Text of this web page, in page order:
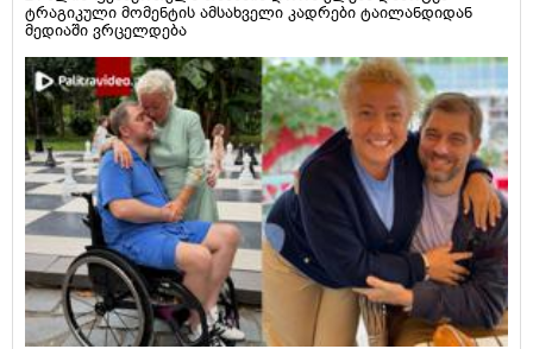
ტრაგიკული მომენტის ამსახველი კადრები ტაილანდიდან
მედიაში ვრცელდება